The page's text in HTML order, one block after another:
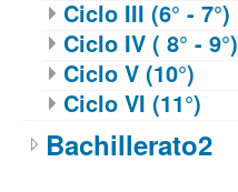
Ciclo III (6° - 7°)
Ciclo IV ( 8° - 9°)
Ciclo V (10°)
Ciclo VI (11°)
Bachillerato2